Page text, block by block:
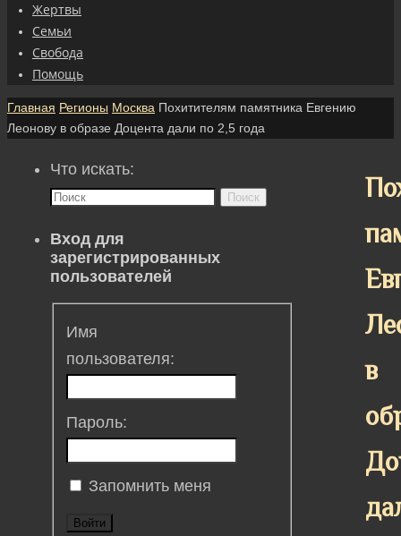
Жертвы
Семьи
Свобода
Помощь
Главная Регионы Москва Похитителям памятника Евгению
Леонову в образе Доцента дали по 2,5 года
в
Что искать:
Поиск
Вход для
зарегистрированных
пользователей
Имя
пользователя:
Пароль:
Запомнить меня
Войти